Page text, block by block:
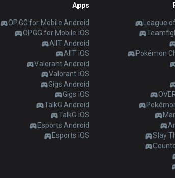
League
Pokémon
Slay
Apps
OP.GG for Mobile Android
OP.GG for Mobile iOS
AllT Android
AllT iOS
Valorant Android
Valorant iOS
Gigs Android
Gigs iOS
TalkG Android
TalkG iOS
Esports Android
Esports iOS